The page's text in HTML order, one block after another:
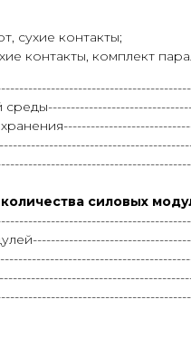
сухие контакты;
контакты, комплект
силовых